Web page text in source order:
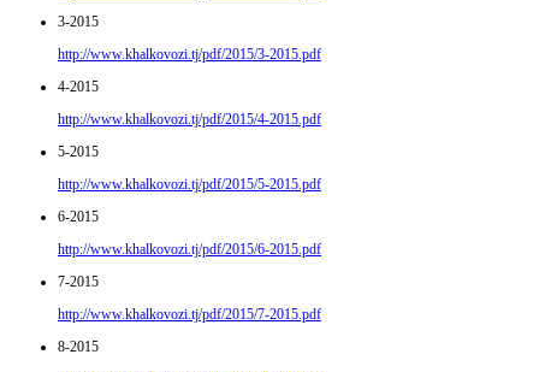
3-2015
http://www.khalkovozi.tj/pdf/2015/3-2015.pdf
4-2015
http://www.khalkovozi.tj/pdf/2015/4-2015.pdf
5-2015
http://www.khalkovozi.tj/pdf/2015/5-2015.pdf
6-2015
http://www.khalkovozi.tj/pdf/2015/6-2015.pdf
7-2015
http://www.khalkovozi.tj/pdf/2015/7-2015.pdf
8-2015